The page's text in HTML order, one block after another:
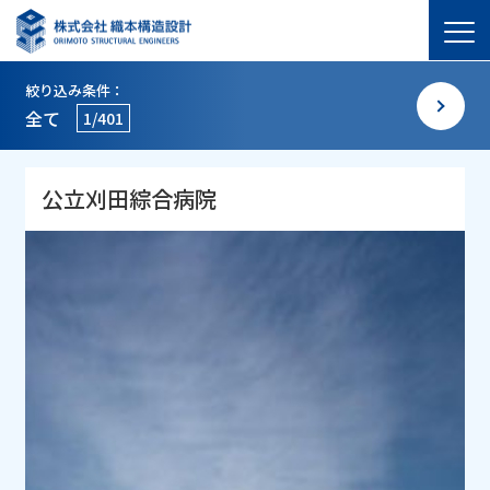
絞り込み条件：
全て 1/401
公立刈田綜合病院